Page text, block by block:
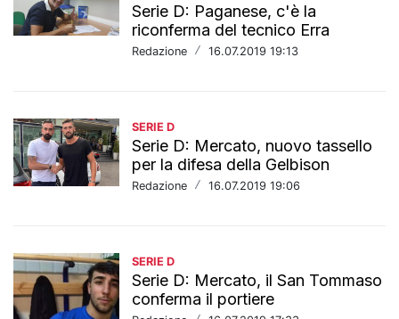
Serie D: Paganese, c'è la
riconferma del tecnico Erra
Redazione / 16.07.2019 19:13
SERIE D
Serie D: Mercato, nuovo tassello
per la difesa della Gelbison
Redazione / 16.07.2019 19:06
SERIE D
Serie D: Mercato, il San Tommaso
conferma il portiere